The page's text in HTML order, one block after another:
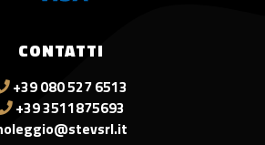
CONTATTI
+39 080 527 6513
+39 3511875693